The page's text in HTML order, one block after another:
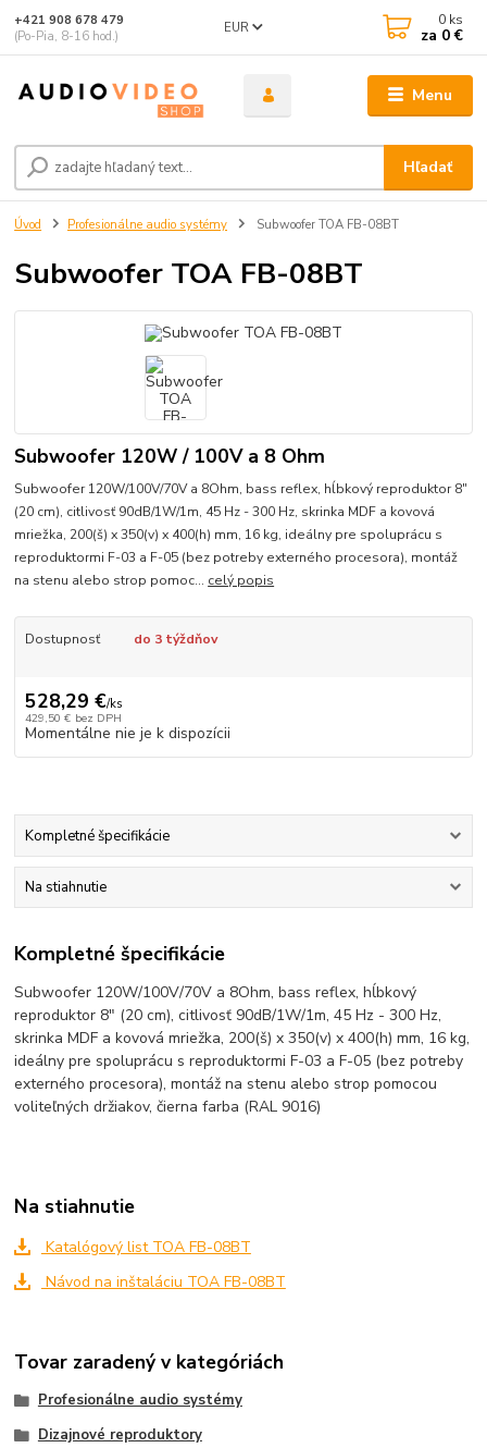
Menu
EUR
Hľadať
+421 908 678 479
(Po-Pia, 8-16 hod.)
0 ks
za 0 €
Úvod Profesionálne audio systémy Subwoofer TOA FB-08BT
Subwoofer TOA FB-08BT
Subwoofer 120W / 100V a 8 Ohm
Subwoofer 120W/100V/70V a 8Ohm, bass reflex, hĺbkový reproduktor 8"
(20 cm), citlivosť 90dB/1W/1m, 45 Hz - 300 Hz, skrinka MDF a kovová
mriežka, 200(š) x 350(v) x 400(h) mm, 16 kg, ideálny pre spoluprácu s
reproduktormi F-03 a F-05 (bez potreby externého procesora), montáž
na stenu alebo strop pomoc... celý popis
Dostupnosť do 3 týždňov
528,29 €/ks
429,50 € bez DPH
Momentálne nie je k dispozícii
Kompletné špecifikácie
Na stiahnutie
Kompletné špecifikácie
Subwoofer 120W/100V/70V a 8Ohm, bass reflex, hĺbkový
reproduktor 8" (20 cm), citlivosť 90dB/1W/1m, 45 Hz - 300 Hz,
skrinka MDF a kovová mriežka, 200(š) x 350(v) x 400(h) mm, 16 kg,
ideálny pre spoluprácu s reproduktormi F-03 a F-05 (bez potreby
externého procesora), montáž na stenu alebo strop pomocou
voliteľných držiakov, čierna farba (RAL 9016)
Na stiahnutie
Katalógový list TOA FB-08BT
Návod na inštaláciu TOA FB-08BT
Tovar zaradený v kategóriách
Profesionálne audio systémy
Dizajnové reproduktory